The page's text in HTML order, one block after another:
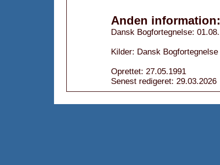
Anden information:
Dansk Bogfortegnelse:
Kilder: Dansk
Oprettet: 27.05.1991
Senest redigeret: 29.03.2026